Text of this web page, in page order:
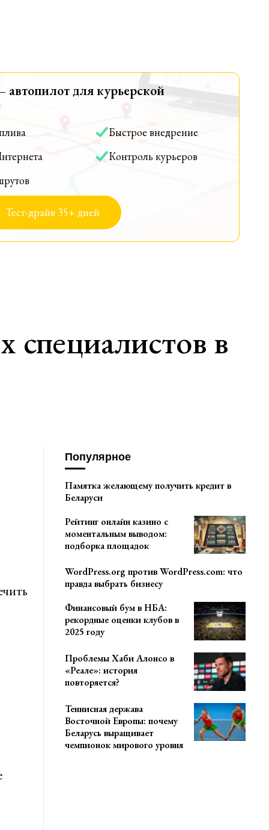
для курьерской
Быстрое внедрение
Контроль курьеров
Тест-драйв 35+ дней
в
Популярное
Памятка желающему получить кредит в
Беларуси
Рейтинг онлайн казино с
моментальным выводом:
подборка площадок
WordPress.org против WordPress.com: что
правда выбрать бизнесу
Финансовый бум в НБА:
рекордные оценки клубов в
2025 году
Проблемы Хаби Алонсо в
«Реале»: история
повторяется?
Теннисная держава
Восточной Европы: почему
Беларусь выращивает
чемпионок мирового уровня